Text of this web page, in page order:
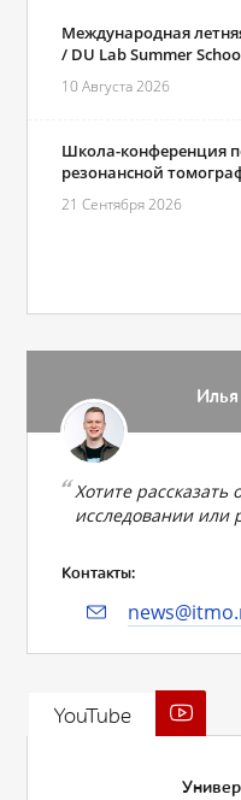
Международная
/ DU Lab Summer
10 Августа 2026
Школа-конференция
резонансной
21 Сентября 2026
Хотите рассказать
исследовании или
Контакты:
YouTube